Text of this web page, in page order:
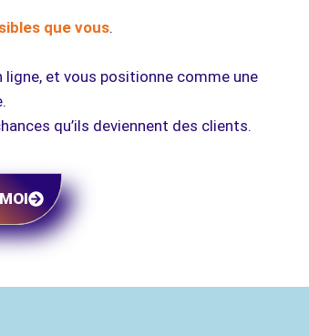
que vous.
ligne, et vous positionne comme une
qu’ils deviennent des clients.